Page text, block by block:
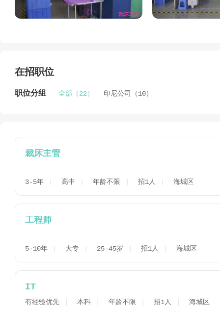
在招职位
职位分组 全部（22） 印尼公司（10）
裁床主管
3-5年 高中 年龄不限 招1人 海城区
工程师
5-10年 大专 25-45岁 招1人 海城区
IT
有经验优先 本科 年龄不限 招1人 海城区